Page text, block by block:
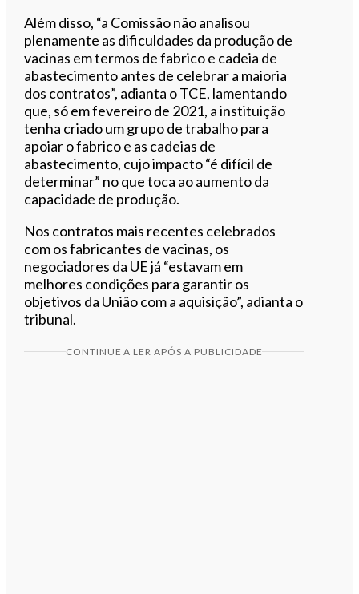
Além disso, “a Comissão não analisou
plenamente as dificuldades da produção de
vacinas em termos de fabrico e cadeia de
abastecimento antes de celebrar a maioria
dos contratos”, adianta o TCE, lamentando
que, só em fevereiro de 2021, a instituição
tenha criado um grupo de trabalho para
apoiar o fabrico e as cadeias de
abastecimento, cujo impacto “é difícil de
determinar” no que toca ao aumento da
capacidade de produção.
Nos contratos mais recentes celebrados
com os fabricantes de vacinas, os
negociadores da UE já “estavam em
melhores condições para garantir os
objetivos da União com a aquisição”, adianta o
tribunal.
CONTINUE A LER APÓS A PUBLICIDADE